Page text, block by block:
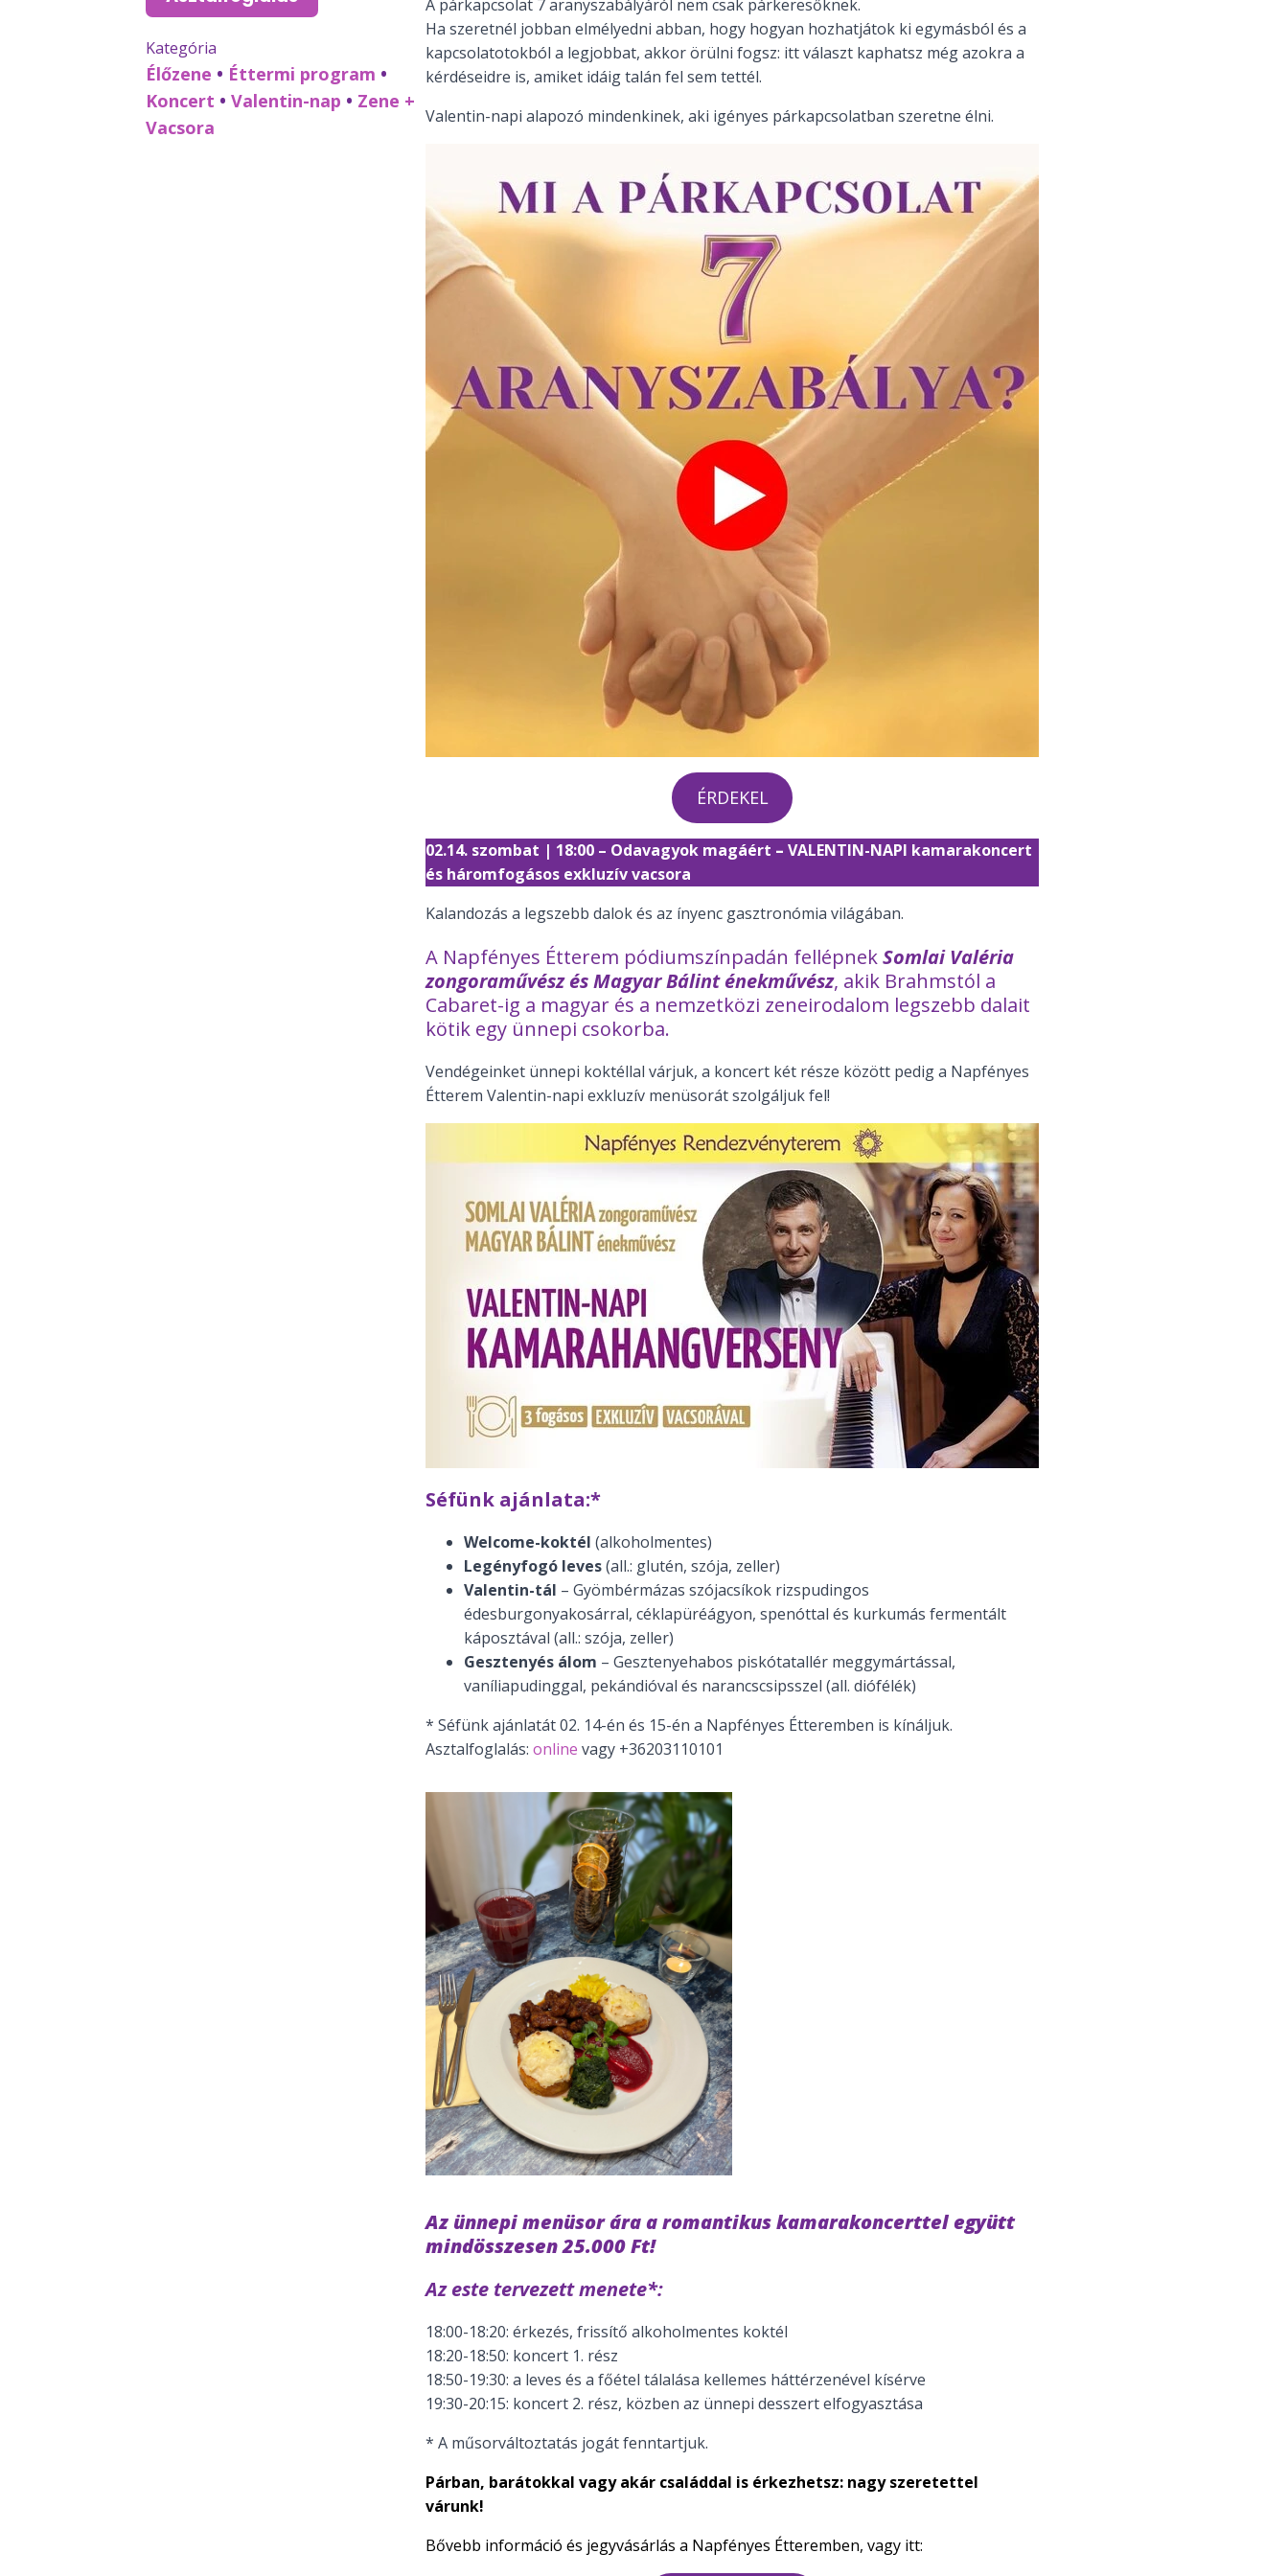
Kategória
Élőzene • Éttermi program •
Koncert • Valentin-nap • Zene +
Vacsora
A párkapcsolat 7 aranyszabályáról nem csak párkeresőknek.
Ha szeretnél jobban elmélyedni abban, hogy hogyan hozhatjátok ki egymásból és a
kapcsolatotokból a legjobbat, akkor örülni fogsz: itt választ kaphatsz még azokra a
kérdéseidre is, amiket idáig talán fel sem tettél.
Valentin-napi alapozó mindenkinek, aki igényes párkapcsolatban szeretne élni.
ÉRDEKEL
02.14. szombat | 18:00 – Odavagyok magáért – VALENTIN-NAPI kamarakoncert
és háromfogásos exkluzív vacsora
Kalandozás a legszebb dalok és az ínyenc gasztronómia világában.
A Napfényes Étterem pódiumszínpadán fellépnekSomlai Valéria
zongoraművész és Magyar Bálint énekművész, akik Brahmstól a
Cabaret-ig a magyar és a nemzetközi zeneirodalom legszebb dalait
kötik egy ünnepi csokorba.
Vendégeinket ünnepi koktéllal várjuk, a koncert két része között pedig a Napfényes
Étterem Valentin-napi exkluzív menüsorát szolgáljuk fel!
Séfünk ajánlata:*
Welcome-koktél (alkoholmentes)
Legényfogó leves(all.: glutén, szója, zeller)
Valentin-tál – Gyömbérmázas szójacsíkok rizspudingos
édesburgonyakosárral, céklapüréágyon, spenóttal és kurkumás fermentált
káposztával (all.: szója, zeller)
Gesztenyés álom – Gesztenyehabos piskótatallér meggymártással,
vaníliapudinggal, pekándióval és narancscsipsszel (all. diófélék)
* Séfünk ajánlatát 02. 14-én és 15-én a Napfényes Étteremben is kínáljuk.
Asztalfoglalás: online vagy +36203110101
Az ünnepi menüsor ára a romantikus kamarakoncerttel együtt
mindösszesen 25.000 Ft!
Az este tervezett menete*:
18:00-18:20: érkezés, frissítő alkoholmentes koktél
18:20-18:50: koncert 1. rész
18:50-19:30: a leves és a főétel tálalása kellemes háttérzenével kísérve
19:30-20:15: koncert 2. rész, közben az ünnepi desszert elfogyasztása
­­* A műsorváltoztatás jogát fenntartjuk.
Párban, barátokkal vagy akár családdal is érkezhetsz: nagy szeretettel
várunk!
Bővebb információ és jegyvásárlás a Napfényes Étteremben, vagy itt: